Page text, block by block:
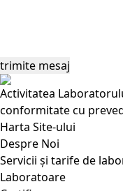
Activitatea
conformitate cu
Harta Site-ului
Despre Noi
Servicii și tarife de
Laboratoare